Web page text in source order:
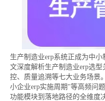
生产制造业erp系统正成为中
文深度解析生产制造业erp选
控、质量追溯等七大业务场景
小企业erp实施周期"等高频问
功能模块到落地路径的全维度